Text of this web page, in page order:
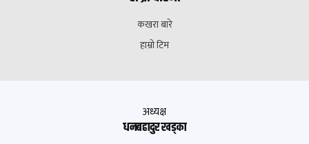
कखरा बारे
हाम्रो टिम
अध्यक्ष
धनबहादुर खड्का